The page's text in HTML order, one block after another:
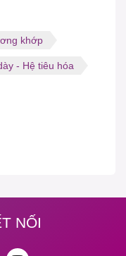
khớp
- Hệ tiêu hóa
NỐI